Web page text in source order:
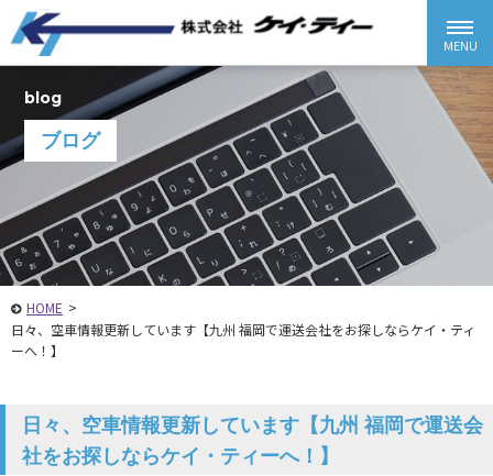
blog
ブログ
HOME >
日々、空車情報更新しています【九州 福岡で運送会社をお探しならケイ・ティ
ーへ！】
日々、空車情報更新しています【九州 福岡で運送会
社をお探しならケイ・ティーへ！】